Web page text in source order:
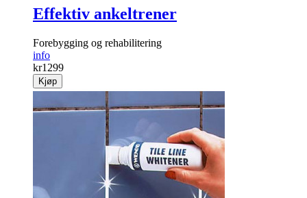
Effektiv ankeltrener
Forebygging og rehabili­tering
info
kr1299
Kjøp